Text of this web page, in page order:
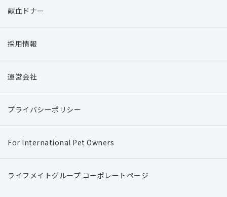
献血ドナー
採用情報
運営会社
プライバシーポリシー
For International Pet Owners
ライフメイトグループ コーポレートページ